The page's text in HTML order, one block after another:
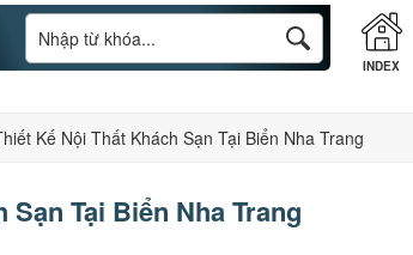
INDEX
Kế Nội Thất Khách Sạn Tại Biển Nha Trang
Tại Biển Nha Trang